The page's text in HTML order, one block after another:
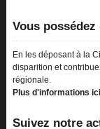
Vous
En les déposant à la
disparition et
régionale.
Plus d'informations ici
Suivez notre